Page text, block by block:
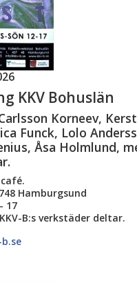
KKV Bohuslän
Korneev,
Funck, Lolo
Åsa Holmlund,
Hamburgsund
17
B:s verkstäder deltar.